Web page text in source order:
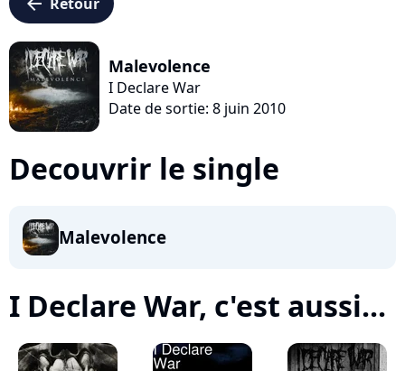
Malevolence
I Declare War
Date de sortie: 8 juin 2010
Decouvrir le single
Malevolence
I Declare War, c'est aussi...